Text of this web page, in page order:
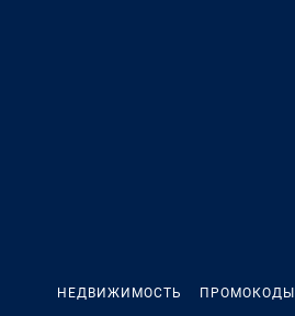
НЕДВИЖИМОСТЬ ПРОМОКОДЫ